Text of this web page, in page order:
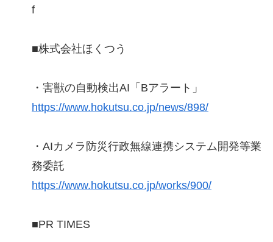
f
■株式会社ほくつう
・害獣の自動検出AI「Bアラート」
https://www.hokutsu.co.jp/news/898/
・AIカメラ防災行政無線連携システム開発等業
務委託
https://www.hokutsu.co.jp/works/900/
■PR TIMES